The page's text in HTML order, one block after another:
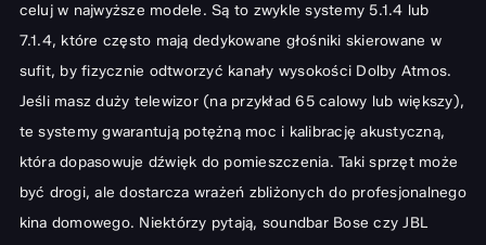
celuj w najwyższe modele. Są to zwykle systemy 5.1.4 lub
7.1.4, które często mają dedykowane głośniki skierowane w
sufit, by fizycznie odtworzyć kanały wysokości Dolby Atmos.
Jeśli masz duży telewizor (na przykład 65 calowy lub większy),
te systemy gwarantują potężną moc i kalibrację akustyczną,
która dopasowuje dźwięk do pomieszczenia. Taki sprzęt może
być drogi, ale dostarcza wrażeń zbliżonych do profesjonalnego
kina domowego. Niektórzy pytają, soundbar Bose czy JBL